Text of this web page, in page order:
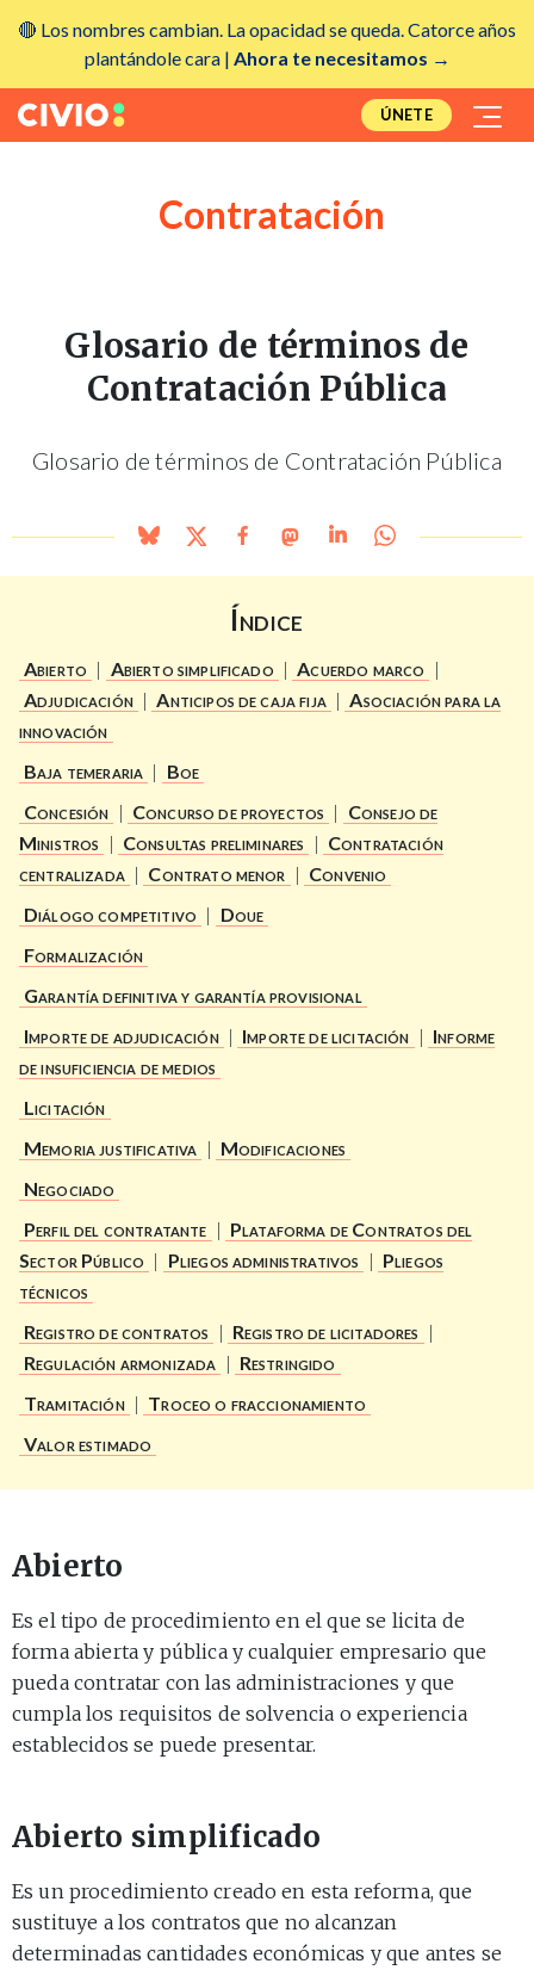
🔴 Los nombres cambian. La opacidad se queda. Catorce años
plantándole cara | Ahora te necesitamos →
ÚNETE
Contratación
Glosario de términos de
Contratación Pública
Glosario de términos de Contratación Pública
Índice
Abierto | Abierto simplificado | Acuerdo marco |
Adjudicación | Anticipos de caja fija | Asociación para la
innovación
Baja temeraria | Boe
Concesión | Concurso de proyectos | Consejo de
Ministros | Consultas preliminares | Contratación
centralizada | Contrato menor | Convenio
Diálogo competitivo | Doue
Formalización
Garantía definitiva y garantía provisional
Importe de adjudicación | Importe de licitación | Informe
de insuficiencia de medios
Licitación
Memoria justificativa | Modificaciones
Negociado
Perfil del contratante | Plataforma de Contratos del
Sector Público | Pliegos administrativos | Pliegos
técnicos
Registro de contratos | Registro de licitadores |
Regulación armonizada | Restringido
Tramitación | Troceo o fraccionamiento
Valor estimado
Abierto
Es el tipo de procedimiento en el que se licita de
forma abierta y pública y cualquier empresario que
pueda contratar con las administraciones y que
cumpla los requisitos de solvencia o experiencia
establecidos se puede presentar.
Abierto simplificado
Es un procedimiento creado en esta reforma, que
sustituye a los contratos que no alcanzan
determinadas cantidades económicas y que antes se